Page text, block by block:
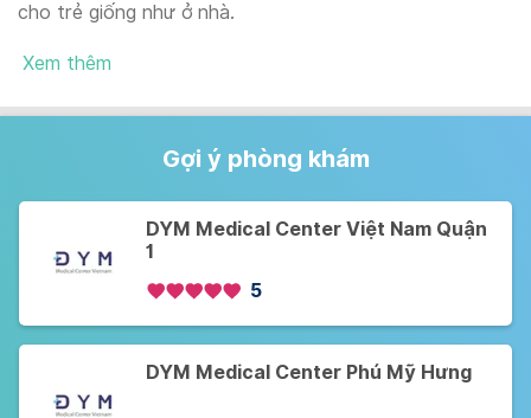
cho trẻ giống như ở nhà.
Xem thêm
Gợi ý phòng khám
DYM Medical Center Việt Nam Quận
1
5
DYM Medical Center Phú Mỹ Hưng